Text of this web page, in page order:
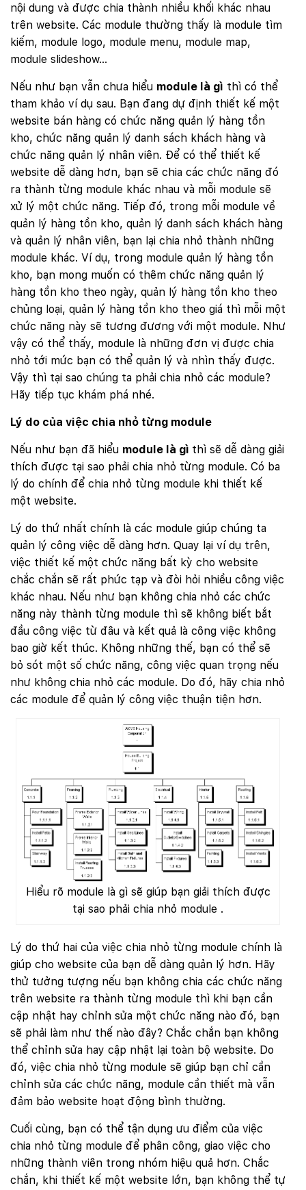
nội dung và được chia thành nhiều khối khác nhau
trên website. Các module thường thấy là module tìm
kiếm, module logo, module menu, module map,
module slideshow…
Nếu như bạn vẫn chưa hiểu module là gì thì có thể
tham khảo ví dụ sau. Bạn đang dự định thiết kế một
website bán hàng có chức năng quản lý hàng tồn
kho, chức năng quản lý danh sách khách hàng và
chức năng quản lý nhân viên. Để có thể thiết kế
website dễ dàng hơn, bạn sẽ chia các chức năng đó
ra thành từng module khác nhau và mỗi module sẽ
xử lý một chức năng. Tiếp đó, trong mỗi module về
quản lý hàng tồn kho, quản lý danh sách khách hàng
và quản lý nhân viên, bạn lại chia nhỏ thành những
module khác. Ví dụ, trong module quản lý hàng tồn
kho, bạn mong muốn có thêm chức năng quản lý
hàng tồn kho theo ngày, quản lý hàng tồn kho theo
chủng loại, quản lý hàng tồn kho theo giá thì mỗi một
chức năng này sẽ tương đương với một module. Như
vậy có thể thấy, module là những đơn vị được chia
nhỏ tới mức bạn có thể quản lý và nhìn thấy được.
Vậy thì tại sao chúng ta phải chia nhỏ các module?
Hãy tiếp tục khám phá nhé.
Lý do của việc chia nhỏ từng module
Nếu như bạn đã hiểu module là gì thì sẽ dễ dàng giải
thích được tại sao phải chia nhỏ từng module. Có ba
lý do chính để chia nhỏ từng module khi thiết kế
một website.
Lý do thứ nhất chính là các module giúp chúng ta
quản lý công việc dễ dàng hơn. Quay lại ví dụ trên,
việc thiết kế một chức năng bất kỳ cho website
chắc chắn sẽ rất phức tạp và đòi hỏi nhiều công việc
khác nhau. Nếu như bạn không chia nhỏ các chức
năng này thành từng module thì sẽ không biết bắt
đầu công việc từ đâu và kết quả là công việc không
bao giờ kết thúc. Không những thế, bạn có thể sẽ
bỏ sót một số chức năng, công việc quan trọng nếu
như không chia nhỏ các module. Do đó, hãy chia nhỏ
các module để quản lý công việc thuận tiện hơn.
Hiểu rõ module là gì sẽ giúp bạn giải thích được
tại sao phải chia nhỏ module .
Lý do thứ hai của việc chia nhỏ từng module chính là
giúp cho website của bạn dễ dàng quản lý hơn. Hãy
thử tưởng tượng nếu bạn không chia các chức năng
trên website ra thành từng module thì khi bạn cần
cập nhật hay chỉnh sửa một chức năng nào đó, bạn
sẽ phải làm như thế nào đây? Chắc chắn bạn không
thể chỉnh sửa hay cập nhật lại toàn bộ website. Do
đó, việc chia nhỏ từng module sẽ giúp bạn chỉ cần
chỉnh sửa các chức năng, module cần thiết mà vẫn
đảm bảo website hoạt động bình thường.
Cuối cùng, bạn có thể tận dụng ưu điểm của việc
chia nhỏ từng module để phân công, giao việc cho
những thành viên trong nhóm hiệu quả hơn. Chắc
chắn, khi thiết kế một website lớn, bạn không thể tự